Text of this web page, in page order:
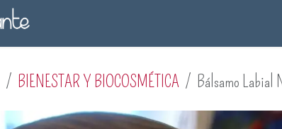
BIENESTAR Y BIOCOSMÉTICA Bálsamo